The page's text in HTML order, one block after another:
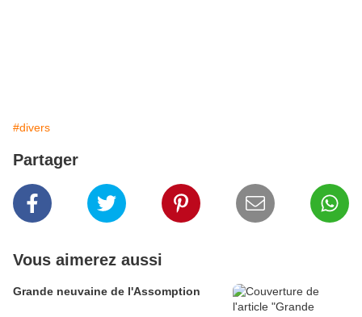
#divers
Partager
Vous aimerez aussi
Grande neuvaine de l'Assomption